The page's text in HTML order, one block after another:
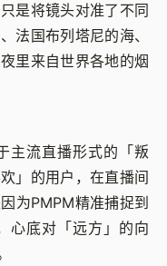
是将镜头对准了不同
法国布列塔尼的海、
里来自世界各地的烟
主流直播形式的「叛
」的用户，在直播间
为PMPM精准捕捉到
心底对「远方」的向